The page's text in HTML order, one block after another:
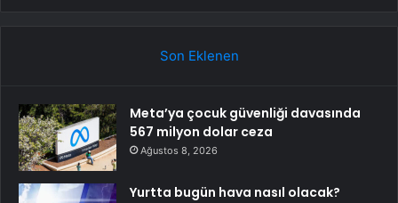
Son Eklenen
Meta’ya çocuk güvenliği davasında
567 milyon dolar ceza
Ağustos 8, 2026
Yurtta bugün hava nasıl olacak?